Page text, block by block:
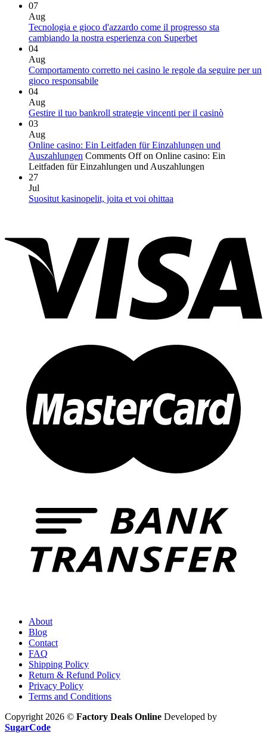
07
Aug
Tecnologia e gioco d'azzardo come il progresso sta
cambiando la nostra esperienza con Superbet
04
Aug
Comportamento corretto nei casino le regole da seguire per un
gioco responsabile
04
Aug
Gestire il tuo bankroll strategie vincenti per il casinò
03
Aug
Online casino: Ein Leitfaden für Einzahlungen und
Auszahlungen Comments Offon Online casino: Ein
Leitfaden für Einzahlungen und Auszahlungen
27
Jul
Suositut kasinopelit, joita et voi ohittaa
About
Blog
Contact
FAQ
Shipping Policy
Return & Refund Policy
Privacy Policy
Terms and Conditions
Copyright 2026 © Factory Deals Online Developed by
SugarCode